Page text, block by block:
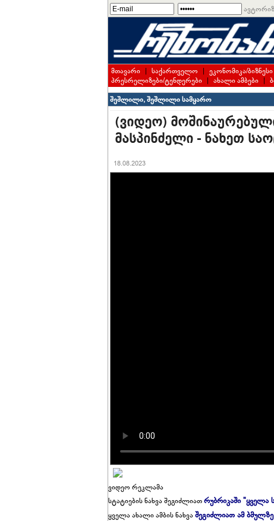
მთავარი | საქართველო | ეკონომიკა/ბიზნესი
პრესრელიზები/ტენდერები | ახალი ამბები |
შეშლილი, შეშლილი სამყარო
(ვიდეო)
მასპინძელი - ნახეთ
18.08.2023
ვიდეო რეკლამა
სტატიების ნახვა შეგიძლიათრუბრიკაში "ყველა
ყველა ახალი ამბის ნახვაშეგიძლიათ ამ ბმულზე